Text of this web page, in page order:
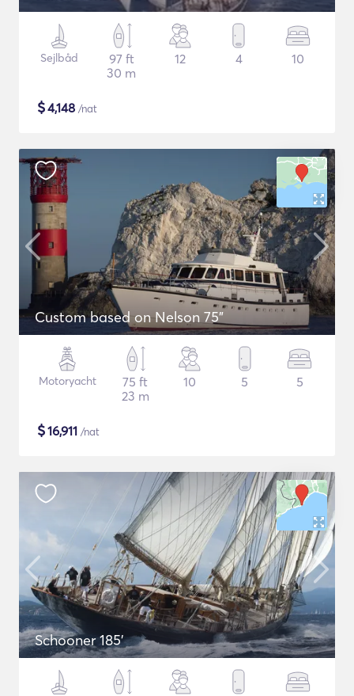
Sejlbåd
97 ft
30 m
12 4 10
$4,148 /nat
Custom based on Nelson 75"
Motoryacht
75 ft
23 m
10 5 5
$16,911 /nat
Schooner 185'